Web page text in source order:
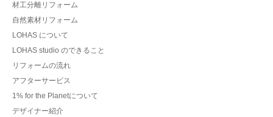
材工分離リフォーム
自然素材リフォーム
LOHAS について
LOHAS studio のできること
リフォームの流れ
アフターサービス
1% for the Planetについて
デザイナー紹介